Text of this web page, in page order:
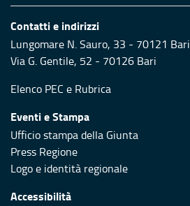
Contatti e indirizzi
Lungomare N. Sauro, 33 - 70121 Bari
Via G. Gentile, 52 - 70126 Bari
Elenco PEC e Rubrica
Eventi e Stampa
Ufficio stampa della Giunta
Press Regione
Logo e identità regionale
Accessibilità